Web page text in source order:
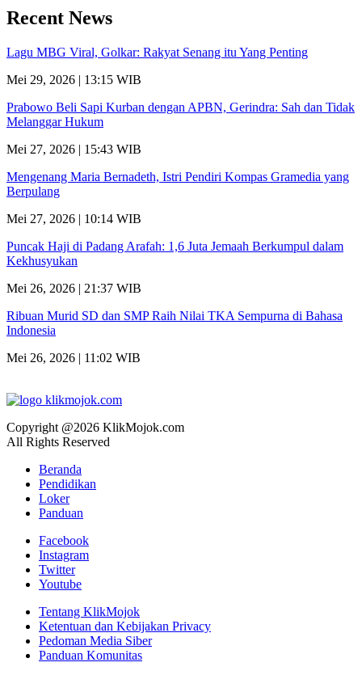
Recent News
Lagu MBG Viral, Golkar: Rakyat Senang itu Yang Penting
Mei 29, 2026 | 13:15 WIB
Prabowo Beli Sapi Kurban dengan APBN, Gerindra: Sah dan Tidak
Melanggar Hukum
Mei 27, 2026 | 15:43 WIB
Mengenang Maria Bernadeth, Istri Pendiri Kompas Gramedia yang
Berpulang
Mei 27, 2026 | 10:14 WIB
Puncak Haji di Padang Arafah: 1,6 Juta Jemaah Berkumpul dalam
Kekhusyukan
Mei 26, 2026 | 21:37 WIB
Ribuan Murid SD dan SMP Raih Nilai TKA Sempurna di Bahasa
Indonesia
Mei 26, 2026 | 11:02 WIB
Copyright @2026 KlikMojok.com
All Rights Reserved
Beranda
Pendidikan
Loker
Panduan
Facebook
Instagram
Twitter
Youtube
Tentang KlikMojok
Ketentuan dan Kebijakan Privacy
Pedoman Media Siber
Panduan Komunitas